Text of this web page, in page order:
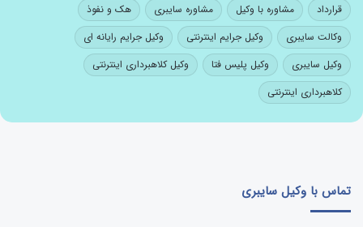
قرارداد
مشاوره با وکیل مشاوره سایبری
هک و نفوذ
وکالت سایبری
وکیل جرایم اینترنتی
وکیل جرایم رایانه ای
وکیل سایبری
وکیل پلیس فتا
وکیل کلاهبرداری اینترنتی
کلاهبرداری اینترنتی
تماس با وکیل سایبری